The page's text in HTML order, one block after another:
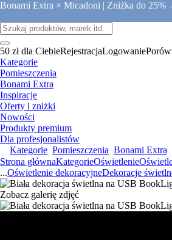
Bonami Extra × Micadoni | Zniżka do 25%
50 zł dla CiebieRejestracjaLogowanie
Kategorie
Pomieszczenia
Bonami Extra
Inspiracje
Oferty i zniżki
Nowości
Produkty premium
Dla profesjonalistów
Kategorie Pomieszczenia Bonami Extra
Strona głównaKategorieOświetlenie
...Oświetlenie dekoracyjneDekoracje
Zobacz galerię zdjęć